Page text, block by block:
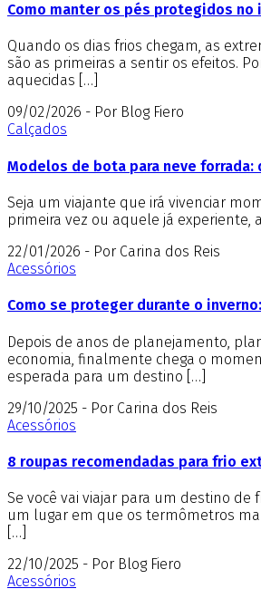
Como manter os pés protegidos no
Quando os dias frios chegam, as
são as primeiras a sentir os efeitos.
aquecidas […]
09/02/2026 - Por Blog Fiero
Calçados
Modelos de bota para neve forrada:
Seja um viajante que irá vivenciar
primeira vez ou aquele já experiente,
22/01/2026 - Por Carina dos Reis
Acessórios
Como se proteger durante o
Depois de anos de planejamento,
economia, finalmente chega o
esperada para um destino […]
29/10/2025 - Por Carina dos Reis
Acessórios
8 roupas recomendadas para frio
Se você vai viajar para um destino de
um lugar em que os termômetros
[…]
22/10/2025 - Por Blog Fiero
Acessórios